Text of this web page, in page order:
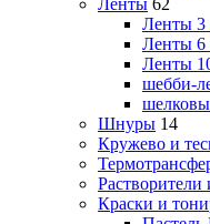
Ленты 62
Ленты
Ленты
Ленты
шебби-
Шнуры 14
Кружево и
Растворители
Краски и